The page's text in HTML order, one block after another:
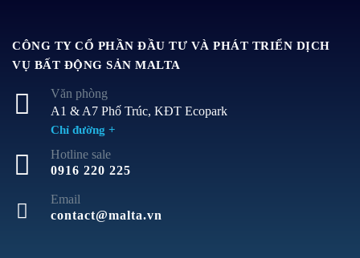
CÔNG TY CỔ PHẦN ĐẦU TƯ VÀ PHÁT TRIỂN DỊCH
VỤ BẤT ĐỘNG SẢN MALTA
Văn phòng
A1 & A7 Phố Trúc, KĐT Ecopark
Chỉ đường +
Hotline sale
0916 220 225
Email
contact@malta.vn